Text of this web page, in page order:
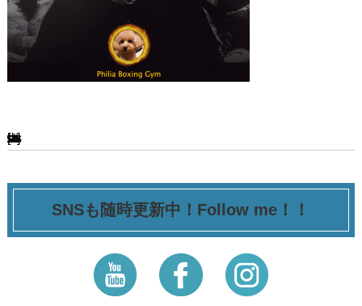
[ssba-buttons]
SNSも随時更新中！Follow me！！